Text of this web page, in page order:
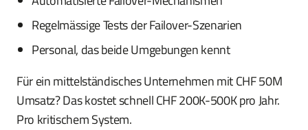
Regelmässige Tests der Failover-Szenarien
Personal, das beide Umgebungen kennt
Für ein mittelständisches Unternehmen mit CHF 50M
Umsatz? Das kostet schnell CHF 200K-500K pro Jahr.
Pro kritischem System.